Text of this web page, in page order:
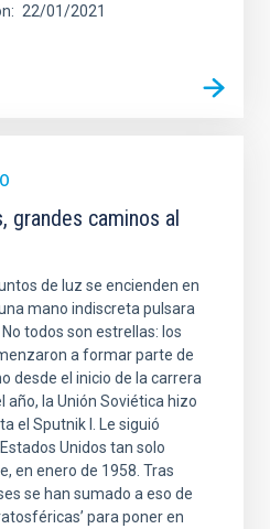
22/01/2021
grandes caminos al
de luz se encienden en
mano indiscreta pulsara
todos son estrellas: los
a formar parte de
desde el inicio de la carrera
año, la Unión Soviética hizo
el Sputnik I. Le siguió
Unidos tan solo
en enero de 1958. Tras
se han sumado a eso de
para poner en